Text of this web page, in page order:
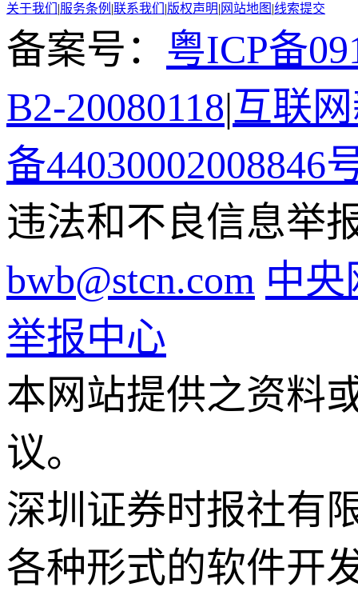
关于我们 |服务条例 |联系我们 |版权声明| 网站地图 |线索提交
备案号： 粤ICP备
B2-20080118|互联
备44030002008846
违法和不良信息举
bwb@stcn.com 中
举报中心
本网站提供之资料
议。
深圳证券时报社有
各种形式的软件开